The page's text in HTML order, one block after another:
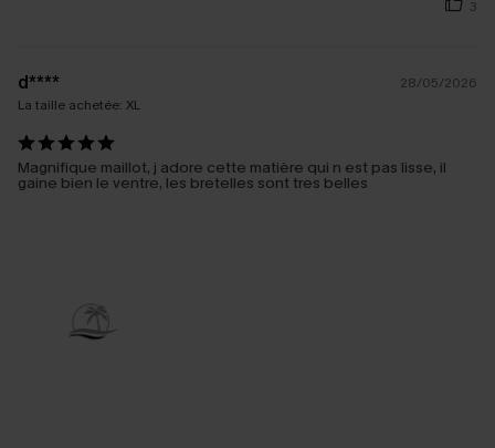
3
d****
28/05/2026
La taille achetée: XL
Magnifique maillot, j adore cette matière qui n est pas lisse, il
gaine bien le ventre, les bretelles sont tres belles